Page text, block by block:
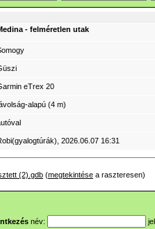
- felméretlen utak
eTrex 20
alapú (4 m)
, 2026.06.07 16:31
(2).gdb (megtekintése a raszteresen)
név: